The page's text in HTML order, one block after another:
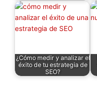
¿Cómo medir y analizar el
éxito de tu estrategia de
SEO?